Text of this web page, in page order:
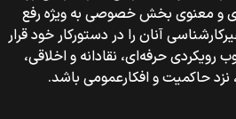
و معنوی بخش خصوصی به ویژه رفع
آنان را در دستورکار خود قرار
رویکردی حرفه‌ای، نقادانه و اخلاقی،
حاکمیت و افکارعمومی باشد.